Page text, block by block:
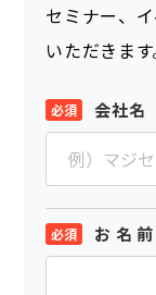
セミナー、
いただきます
会社名
お 名 前